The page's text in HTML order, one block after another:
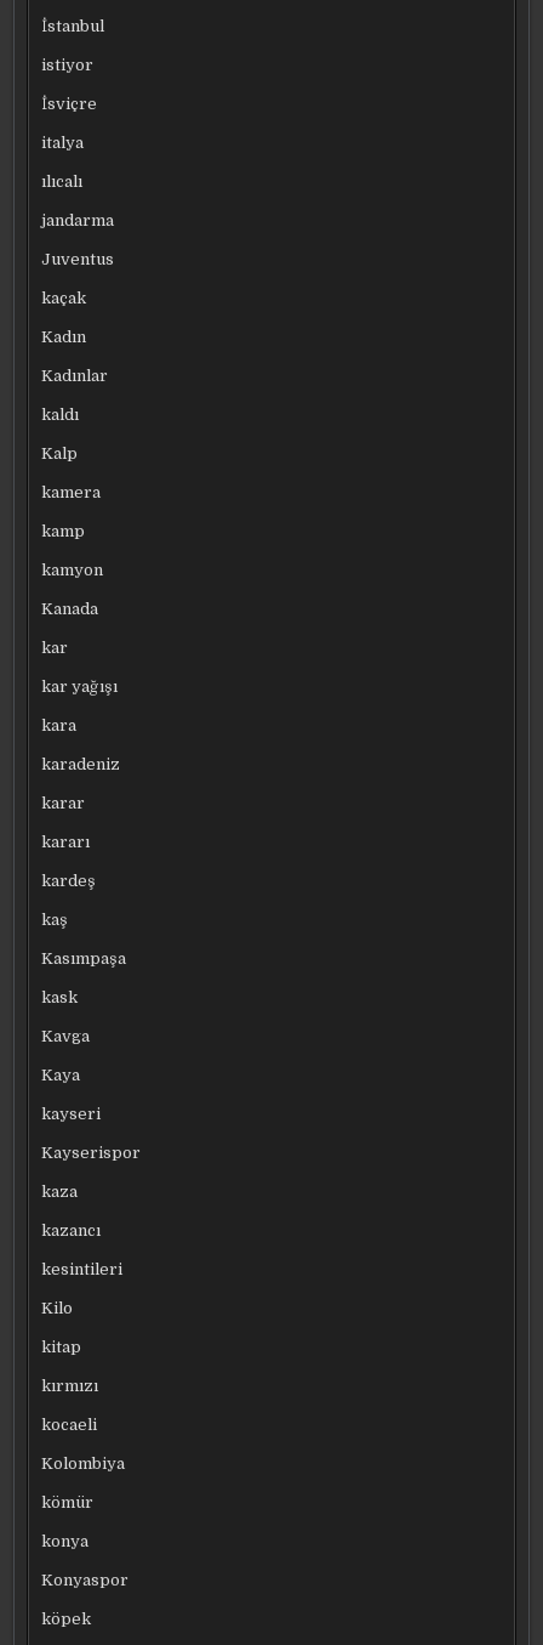
İstanbul
istiyor
İsviçre
italya
ılıcalı
jandarma
Juventus
kaçak
Kadın
Kadınlar
kaldı
Kalp
kamera
kamp
kamyon
Kanada
kar
kar yağışı
kara
karadeniz
karar
kararı
kardeş
kaş
Kasımpaşa
kask
Kavga
Kaya
kayseri
Kayserispor
kaza
kazancı
kesintileri
Kilo
kitap
kırmızı
kocaeli
Kolombiya
kömür
konya
Konyaspor
köpek